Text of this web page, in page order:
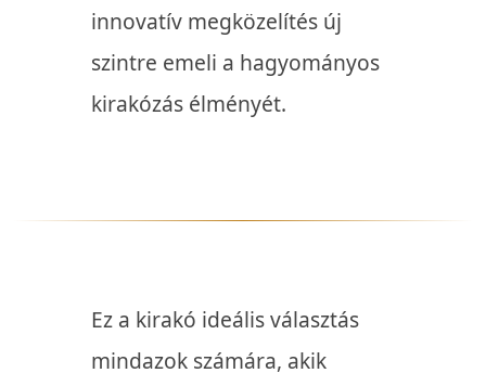
innovatív megközelítés új
szintre emeli a hagyományos
kirakózás élményét.
Ez a kirakó ideális választás
mindazok számára, akik